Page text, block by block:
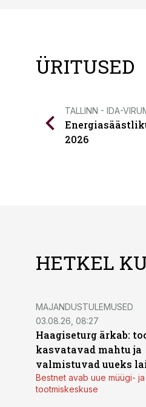
ÜRITUSED
TALLINN - IDA-
2026
HETKEL
MAJANDUSTULEMUSED
03.08.26, 08:27
Haagiseturg ärkab:
kasvatavad mahtu ja
valmistuvad uueks
Bestnet avab uue müügi- ja
tootmiskeskuse